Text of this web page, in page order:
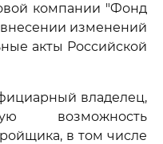
компании "Фонд
изменений
акты Российской
владелец,
возможность
в том числе